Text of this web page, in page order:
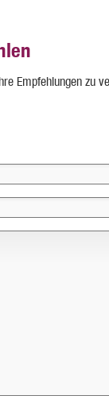
Empfehlungen zu